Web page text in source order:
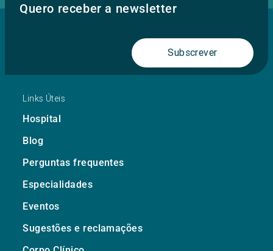
Quero receber a newsletter
Subscrever
Links Úteis
Hospital
Blog
Perguntas frequentes
Especialidades
Eventos
Sugestões e reclamações